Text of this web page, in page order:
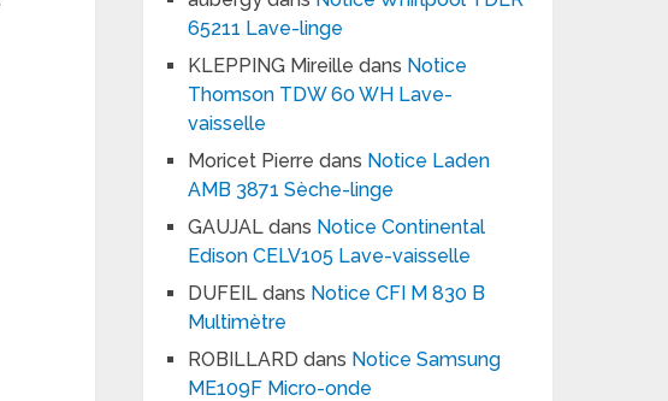
65211 Lave-linge
KLEPPING Mireille dans Notice
Thomson TDW 60 WH Lave-
vaisselle
Moricet Pierre dans Notice Laden
AMB 3871 Sèche-linge
GAUJAL dans Notice Continental
Edison CELV105 Lave-vaisselle
DUFEIL dans Notice CFI M 830 B
Multimètre
ROBILLARD dans Notice Samsung
ME109F Micro-onde